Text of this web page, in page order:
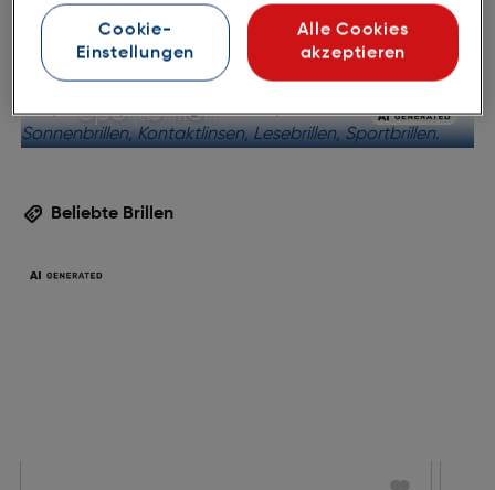
Fertiglesebrillen
Sportbrillen
Beliebte Brillen
Cookie-
Einstellungen
Alle Cookies
akzeptieren